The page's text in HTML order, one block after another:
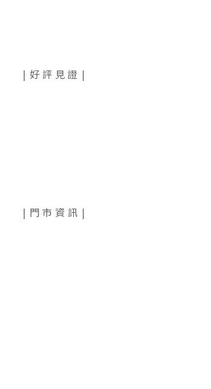
| 好 評 見 證 |
| 門 市 資 訊 |